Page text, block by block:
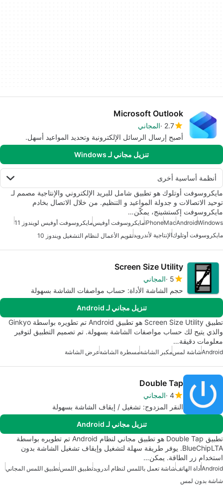
Microsoft Outlook
2.7 المجاني
أصبح إرسال الرسائل الإلكترونية وتحديد المواعيد أسهل.
تنزيل مجاني لـ Windows
أنظمة أساسية أخرى
مايكروسوفت أوتلوك هو تطبيق شامل للبريد الإلكتروني والإنتاجية مصمم لـ
توحيد الاتصالات و جدولة المواعيد و التنظيم. من خلال الاتصال بخادم
مايكروسوفت إكستشينج، يمكّن…
Windows
Android
Mac
iPhoneمايكروسوفت أوفيسمايكروسوفت أوفيس لويندوز 11
مايكروسوفت أوتلوكالإنتاجية لأندرويدتقويم الأعمال لنظام التشغيل ويندوز 10
Screen Size Utility
5 المجاني
حجم الشاشة الأداة: حساب مواصفات الشاشة بسهولة
تنزيل مجاني لـ Android
تطبيق Screen Size Utility هو تطبيق Android تم تطويره بواسطة Ginkyo
والذي يتيح لك حساب مواصفات الشاشة بسهولة. تم تصميم التطبيق لتوفير
معلومات دقيقة…
Androidشاشة لمسمكبر الشاشةمسطرة الشاشةعرض الشاشة
Double Tap
4 المجاني
النقر المزدوج: تشغيل / إيقاف الشاشة بسهولة
تنزيل مجاني لـ Android
تطبيق Double Tap هو تطبيق مجاني لنظام Android تم تطويره بواسطة
BlueChipLTA. يوفر طريقة سهلة لتشغيل وإيقاف تشغيل الشاشة بدون
استخدام زر الطاقة. يمكن…
Androidأداة الهاتفشاشة تعمل باللمس لنظام أندرويدتطبيق اللمستطبيق اللمس المجاني
شاشة بدون لمس